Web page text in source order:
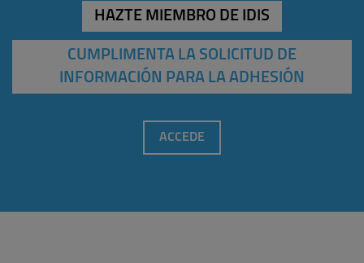
HAZTE MIEMBRO DE IDIS
CUMPLIMENTA LA SOLICITUD DE
INFORMACIÓN PARA LA ADHESIÓN
ACCEDE